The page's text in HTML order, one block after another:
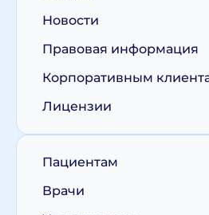
Новости
Правовая информация
Корпоративным
Лицензии
Пациентам
Врачи